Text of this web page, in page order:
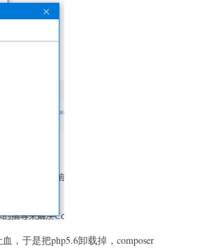
，于是把php5.6卸载掉，composer